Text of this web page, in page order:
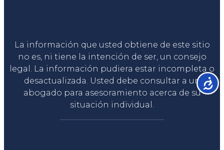
La información que usted obtiene de este sitio
no es, ni tiene la intención de ser, un consejo
legal. La información pudiera estar incompleta o
desactualizada. Usted debe consultar a un
abogado para asesoramiento acerca de su
situación individual.